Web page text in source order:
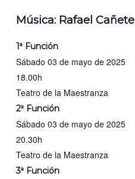
Música: Rafael Cañete
1ª Función
Sábado 03 de mayo de 2025
18.00h
Teatro de la Maestranza
2ª Función
Sábado 03 de mayo de 2025
20.30h
Teatro de la Maestranza
3ª Función